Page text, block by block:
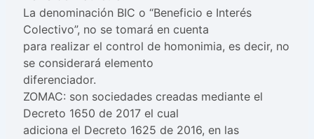
La denominación BIC o “Beneficio e Interés
Colectivo”, no se tomará en cuenta
para realizar el control de homonimia, es decir, no
se considerará elemento
diferenciador.
ZOMAC: son sociedades creadas mediante el
Decreto 1650 de 2017 el cual
adiciona el Decreto 1625 de 2016, en las